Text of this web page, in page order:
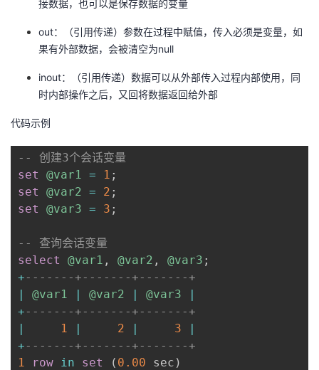
接数据，也可以是保存数据的变量
out：（引用传递）参数在过程中赋值，传入必须是变量，如
果有外部数据，会被清空为null
inout：（引用传递）数据可以从外部传入过程内部使用，同
时内部操作之后，又回将数据返回给外部
代码示例
-- 创建3个会话变量
set
@var1 = 1 ;
set
@var2 = 2 ;
set
@var3 = 3 ;
-- 查询会话变量
select
@var1 , @var2 , @var3 ;
+-------+-------+-------+
|
@var1 | @var2 | @var3
|
+-------+-------+-------+
|
1 | 2 | 3
|
+-------+-------+-------+
1
row in set ( 0.00 sec )